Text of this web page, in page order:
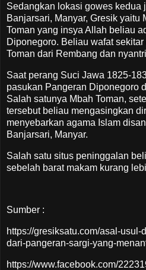
Sedangkan lokasi gowes kedua
Banjarsari, Manyar, Gresik yaitu
Toman yang insya Allah beliau
Diponegoro. Beliau wafat
Toman dari Rembang dan
Saat perang Suci Jawa 1825-
pasukan Pangeran Diponegoro
Salah satunya Mbah Toman,
tersebut beliau mengasingkan
menyebarkan agama Islam
Banjarsari, Manyar.
Salah satu situs peninggalan
sebelah barat makam kurang
Sumber :
https://gresiksatu.com/asal-
dari-pangeran-sargi-yang-
https://www.facebook.com/